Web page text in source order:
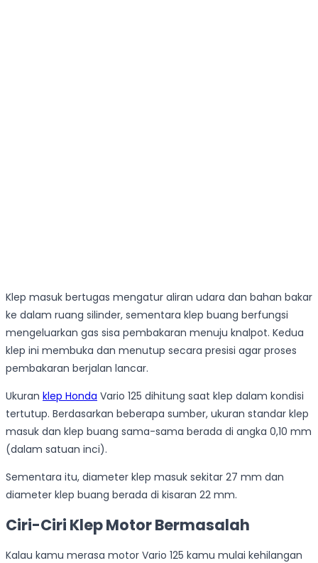
Klep masuk bertugas mengatur aliran udara dan bahan bakar
ke dalam ruang silinder, sementara klep buang berfungsi
mengeluarkan gas sisa pembakaran menuju knalpot. Kedua
klep ini membuka dan menutup secara presisi agar proses
pembakaran berjalan lancar.
Ukuran klep Honda Vario 125 dihitung saat klep dalam kondisi
tertutup. Berdasarkan beberapa sumber, ukuran standar klep
masuk dan klep buang sama-sama berada di angka 0,10 mm
(dalam satuan inci).
Sementara itu, diameter klep masuk sekitar 27 mm dan
diameter klep buang berada di kisaran 22 mm.
Ciri-Ciri Klep Motor Bermasalah
Kalau kamu merasa motor Vario 125 kamu mulai kehilangan